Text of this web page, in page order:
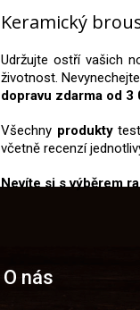
Keramický
Udržujte ostří vašich
životnost.
dopravu zdarma od 3
Všechny produkty
včetně recenzí
Nevíte si s výběrem
O nás